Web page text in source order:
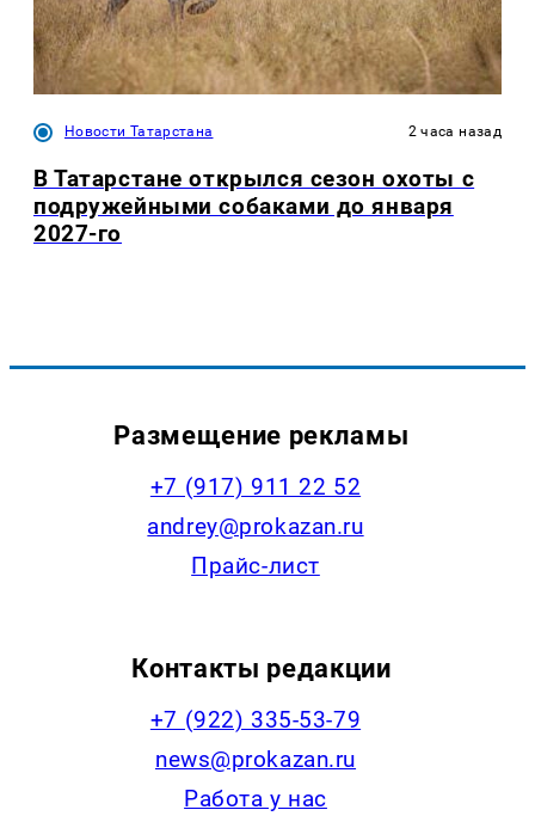
Новости Татарстана 2 часа назад
В Татарстане открылся сезон охоты с
подружейными собаками до января
2027-го
Размещение рекламы
+7 (917) 911 22 52
andrey@prokazan.ru
Прайс-лист
Контакты редакции
+7 (922) 335-53-79
news@prokazan.ru
Работа у нас